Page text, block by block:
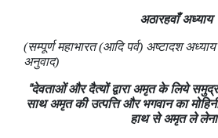
अठारहवाँ अध्याय
(सम्पूर्ण महाभारत (आदि पर्व) अष्टादश
अनुवाद)
"देवताओं और दैत्यों द्वारा अमृत के लिये
साथ अमृत की उत्पत्ति और भगवान का
हाथ से अमृत ले